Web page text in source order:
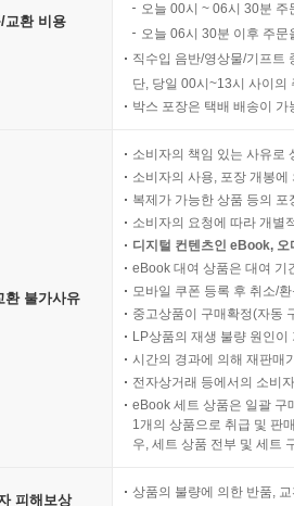
교환 비용
오늘 00시 ~ 06시 30분
오늘 06시 30분 이후 주
직수입 음반/영상물/기프트
단, 당일 00시~13시 사이의
박스 포장은 택배 배송이
환 불가사유
소비자의 책임 있는 사유로
소비자의 사용, 포장 개봉
복제가 가능한 상품 등의
소비자의 요청에 따라 개별
디지털 컨텐츠인 eBook,
eBook 대여 상품은 대여 기
모바일 쿠폰 등록 후 취소/
중고상품이 구매확정(자동
LP상품의 재생 불량 원인
시간의 경과에 의해 재판매
전자상거래 등에서의 소비
eBook 세트 상품은 일괄 구
1개의 상품으로 취급 및 판
우, 세트 상품 전부 및 세트
피해보상
상품의 불량에 의한 반품,